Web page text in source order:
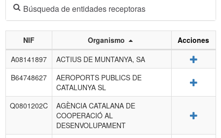
Búsqueda de entidades receptoras
Listado
de
entidades
NIF Organismo
Acciones
A08141897
ACTIUS DE MUNTANYA, SA
B64748627
AEROPORTS PUBLICS DE
CATALUNYA SL
Q0801202C
AGÈNCIA CATALANA DE
COOPERACIÓ AL
DESENVOLUPAMENT